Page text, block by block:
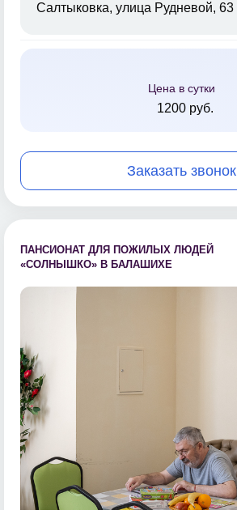
Салтыковка, улица Рудневой, 63
Цена в сутки
1200 руб.
Заказать звонок
ПАНСИОНАТ ДЛЯ ПОЖИЛЫХ ЛЮДЕЙ
«СОЛНЫШКО» В БАЛАШИХЕ